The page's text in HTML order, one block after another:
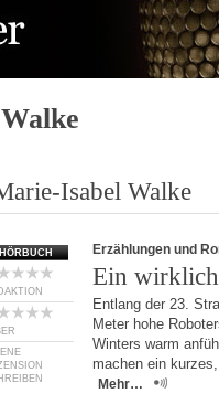
Isabel Walke
Erzählungen und
Ein
Entlang der 23.
Meter hohe
Winters warm
machen ein
Mehr…